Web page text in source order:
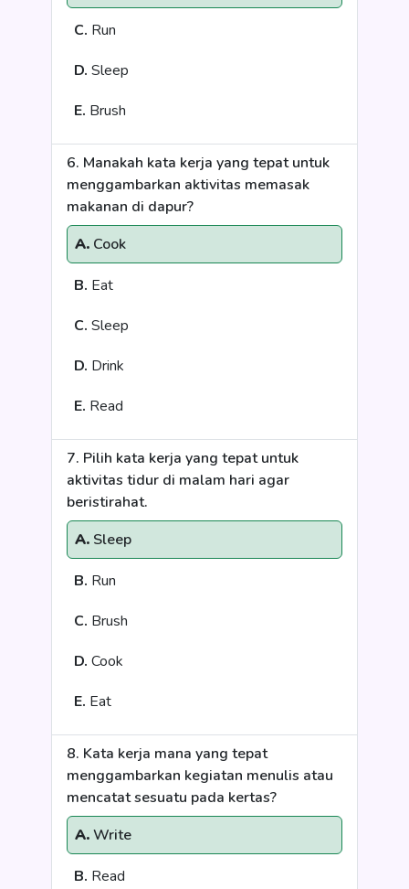
C. Run
D. Sleep
E. Brush
6. Manakah kata kerja yang tepat untuk
menggambarkan aktivitas memasak
makanan di dapur?
A. Cook
B. Eat
C. Sleep
D. Drink
E. Read
7. Pilih kata kerja yang tepat untuk
aktivitas tidur di malam hari agar
beristirahat.
A. Sleep
B. Run
C. Brush
D. Cook
E. Eat
8. Kata kerja mana yang tepat
menggambarkan kegiatan menulis atau
mencatat sesuatu pada kertas?
A.Write
B. Read